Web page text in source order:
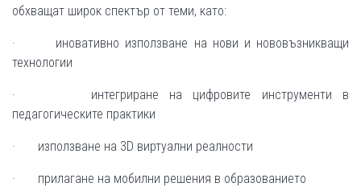
обхващат широк спектър от теми, като:
· иновативно използване на нови и нововъзникващи
технологии
· интегриране на цифровите инструменти в
педагогическите практики
· използване на 3D виртуални реалности
· прилагане на мобилни решения в образованието